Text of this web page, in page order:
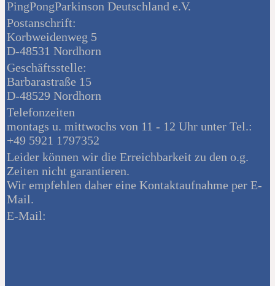
PingPongParkinson Deutschland e.V.
Postanschrift:
Korbweidenweg 5
D-48531 Nordhorn
Geschäftsstelle:
Barbarastraße 15
D-48529 Nordhorn
Telefonzeiten
montags u. mittwochs von 11 - 12 Uhr unter Tel.:
+49 5921 1797352
Leider können wir die Erreichbarkeit zu den o.g.
Zeiten nicht garantieren.
Wir empfehlen daher eine Kontaktaufnahme per E-
Mail.
E-Mail: